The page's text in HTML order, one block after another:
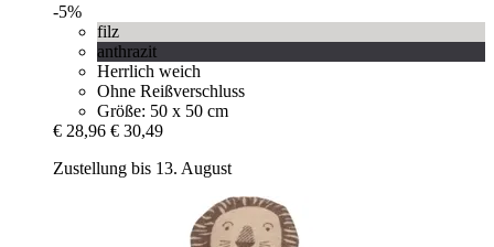
-5%
filz
anthrazit
Herrlich weich
Ohne Reißverschluss
Größe: 50 x 50 cm
€ 28,96 € 30,49
Zustellung bis 13. August